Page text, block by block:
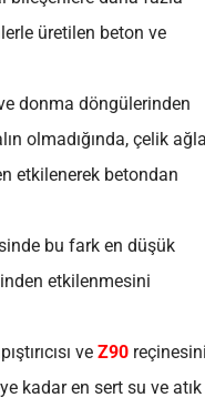
üretilen beton ve
donma döngülerinden
olmadığında, çelik
etkilenerek betondan
bu fark en düşük
etkilenmesini
ve Z90
kadar en sert su ve atık